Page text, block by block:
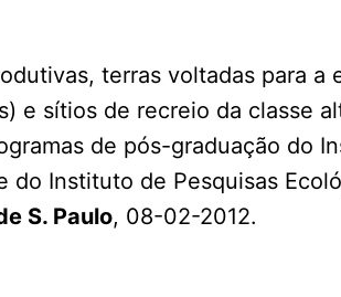
terras voltadas para a
e sítios de recreio da classe
de pós-graduação do
do Instituto de Pesquisas
S. Paulo, 08-02-2012.